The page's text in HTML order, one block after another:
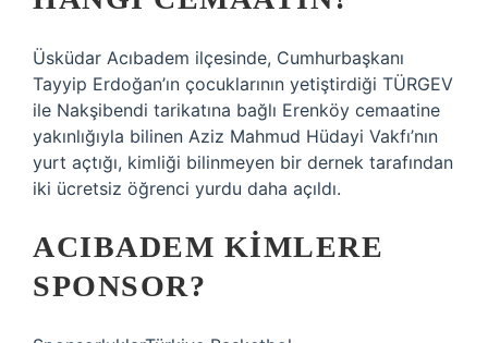
Üsküdar Acıbadem ilçesinde, Cumhurbaşkanı
Tayyip Erdoğan’ın çocuklarının yetiştirdiği TÜRGEV
​​ile Nakşibendi tarikatına bağlı Erenköy cemaatine
yakınlığıyla bilinen Aziz Mahmud Hüdayi Vakfı’nın
yurt açtığı, kimliği bilinmeyen bir dernek tarafından
iki ücretsiz öğrenci yurdu daha açıldı.
ACIBADEM KIMLERE
SPONSOR?